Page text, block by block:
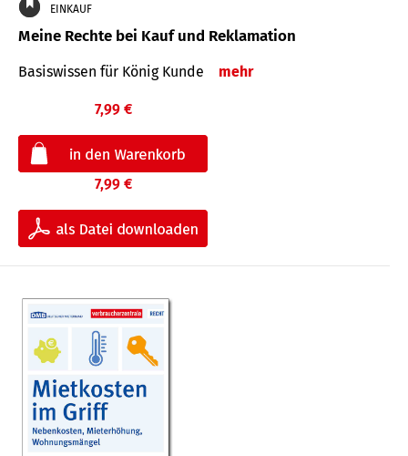
EINKAUF
Meine Rechte bei Kauf und Reklamation
Basiswissen für König Kunde mehr
7,99 €
7,99 €